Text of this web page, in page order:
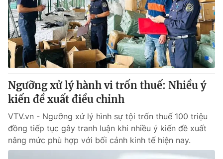
Ngưỡng xử lý hành vi trốn thuế: Nhiều ý
kiến đề xuất điều chỉnh
VTV.vn - Ngưỡng xử lý hình sự tội trốn thuế 100 triệu
đồng tiếp tục gây tranh luận khi nhiều ý kiến đề xuất
nâng mức phù hợp với bối cảnh kinh tế hiện nay.